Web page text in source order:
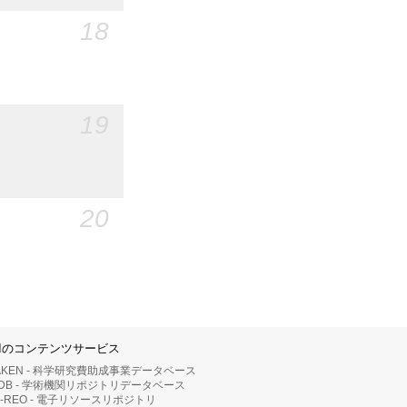
18
20
のコンテンツサービス
- 科学研究費助成事業データベース
- 学術機関リポジトリデータベース
REO - 電子リソースリポジトリ